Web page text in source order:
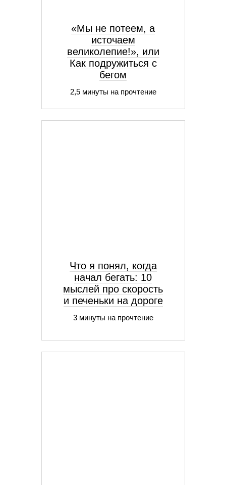
«Мы не потеем, а
источаем
великолепие!», или
Как подружиться с
бегом
2,5 минуты на прочтение
Что я понял, когда
начал бегать: 10
мыслей про скорость
и печеньки на дороге
3 минуты на прочтение